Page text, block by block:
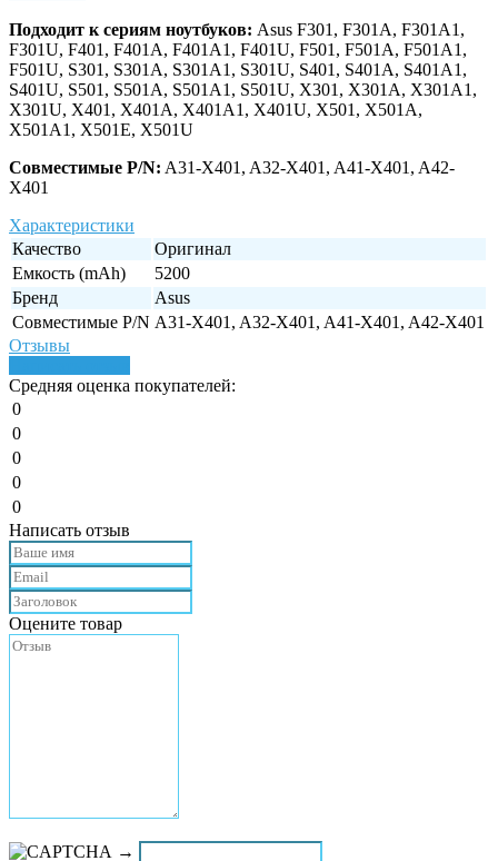
Подходит к сериям ноутбуков: Asus F301, F301A, F301A1,
F301U, F401, F401A, F401A1, F401U, F501, F501A, F501A1,
F501U, S301, S301A, S301A1, S301U, S401, S401A, S401A1,
S401U, S501, S501A, S501A1, S501U, X301, X301A, X301A1,
X301U, X401, X401A, X401A1, X401U, X501, X501A,
X501A1, X501E, X501U
Совместимые P/N: A31-X401, A32-X401, A41-X401, A42-
X401
Характеристики
Качество
Оригинал
Емкость (mAh)
5200
Бренд
Asus
Совместимые P/N A31-X401, A32-X401, A41-X401, A42-X401
Отзывы
Средняя оценка покупателей:
0
0
0
0
0
Написать отзыв
Оцените товар
→